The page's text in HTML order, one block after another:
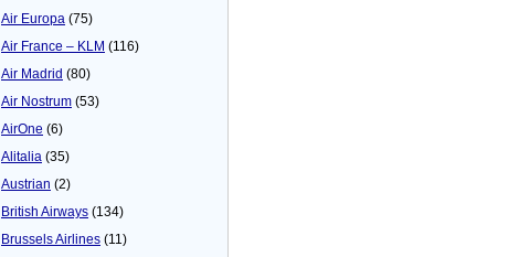
Air Europa (75)
Air France – KLM (116)
Air Madrid (80)
Air Nostrum (53)
AirOne (6)
Alitalia (35)
Austrian (2)
British Airways (134)
Brussels Airlines (11)